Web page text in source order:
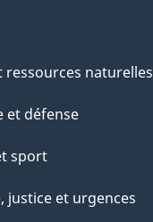
ressources naturelles
et défense
sport
justice et urgences